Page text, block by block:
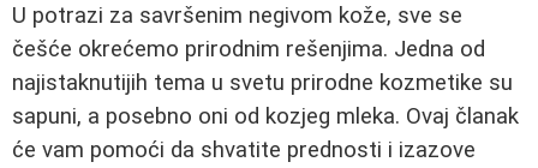
U potrazi za savršenim negivom kože, sve se
češće okrećemo prirodnim rešenjima. Jedna od
najistaknutijih tema u svetu prirodne kozmetike su
sapuni, a posebno oni od kozjeg mleka. Ovaj članak
će vam pomoći da shvatite prednosti i izazove